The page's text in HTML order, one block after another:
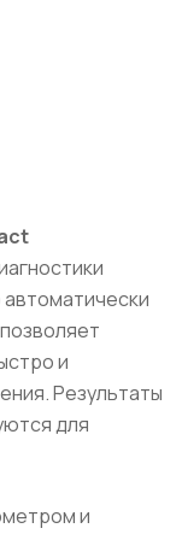
и
Результаты
для
и